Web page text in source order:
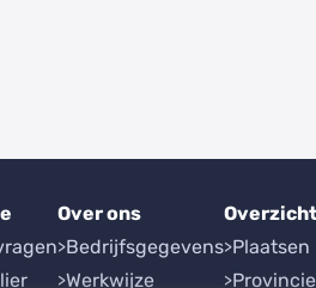
Over ons
Bedrijfsgegevens
Werkwijze
Plaatsen